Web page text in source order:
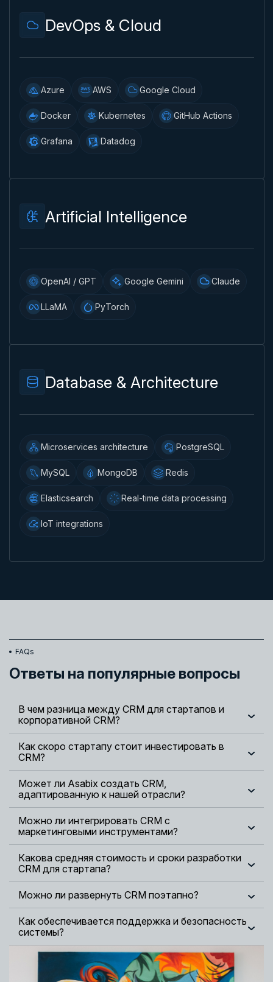
DevOps & Cloud
Azure AWS Google Cloud
Docker Kubernetes GitHub Actions
Grafana Datadog
Artificial Intelligence
OpenAI / GPT Google Gemini Claude
LLaMA PyTorch
Database & Architecture
Microservices architecture PostgreSQL
MySQL MongoDB Redis
Elasticsearch Real-time data processing
IoT integrations
FAQs
Ответы на популярные вопросы
В чем разница между CRM для стартапов и
корпоративной CRM?
Как скоро стартапу стоит инвестировать в
CRM?
Может ли Asabix создать CRM,
адаптированную к нашей отрасли?
Можно ли интегрировать CRM с
маркетинговыми инструментами?
Какова средняя стоимость и сроки разработки
CRM для стартапа?
Можно ли развернуть CRM поэтапно?
Как обеспечивается поддержка и безопасность
системы?